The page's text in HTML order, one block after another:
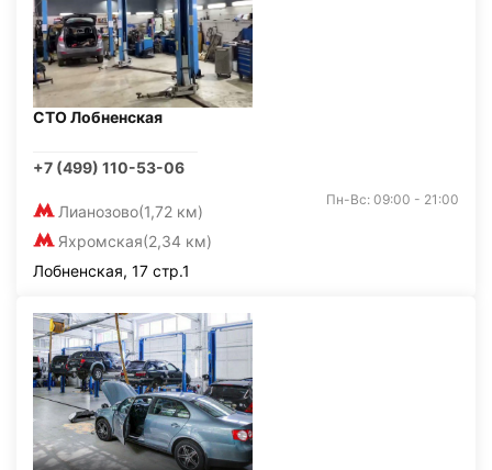
СТО Лобненская
+7 (499) 110-53-06
Лианозово(1,72 км)
Яхромская(2,34 км)
Пн-Вс: 09:00 - 21:00
Лобненская, 17 стр.1